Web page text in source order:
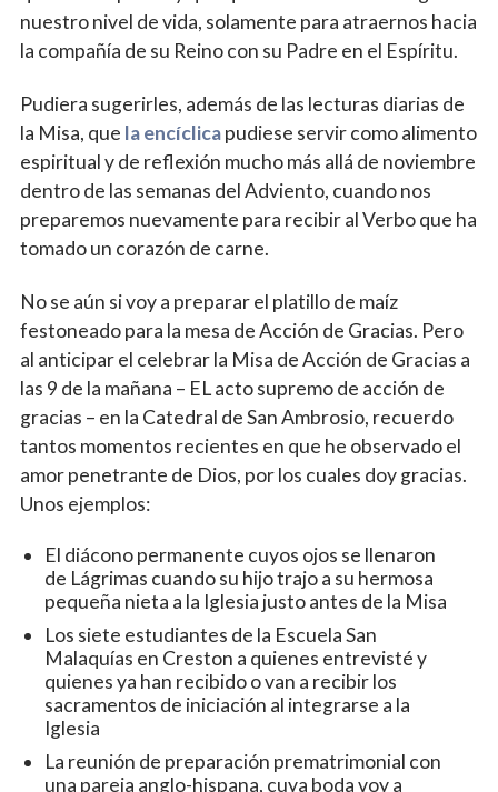
nuestro nivel de vida, solamente para atraernos hacia
la compañía de su Reino con su Padre en el Espíritu.
Pudiera sugerirles, además de las lecturas diarias de
la Misa, que la encíclicapudiese servir como alimento
espiritual y de reflexión mucho más allá de noviembre
dentro de las semanas del Adviento, cuando nos
preparemos nuevamente para recibir al Verbo que ha
tomado un corazón de carne.
No se aún si voy a preparar el platillo de maíz
festoneado para la mesa de Acción de Gracias. Pero
al anticipar el celebrar la Misa de Acción de Gracias a
las 9 de la mañana – EL acto supremo de acción de
gracias – en la Catedral de San Ambrosio, recuerdo
tantos momentos recientes en que he observado el
amor penetrante de Dios, por los cuales doy gracias.
Unos ejemplos:
El diácono permanente cuyos ojos se llenaron
de Lágrimas cuando su hijo trajo a su hermosa
pequeña nieta a la Iglesia justo antes de la Misa
Los siete estudiantes de la Escuela San
Malaquías en Creston a quienes entrevisté y
quienes ya han recibido o van a recibir los
sacramentos de iniciación al integrarse a la
Iglesia
La reunión de preparación prematrimonial con
una pareja anglo-hispana, cuya boda voy a